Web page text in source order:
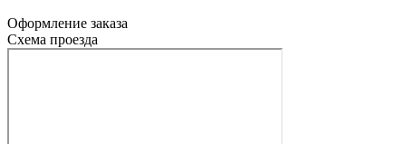
Оформление заказа
Схема проезда